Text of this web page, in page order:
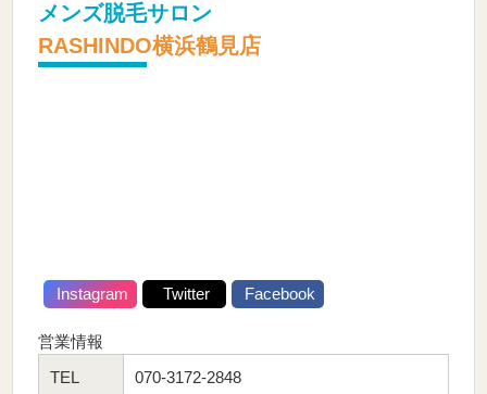
メンズ脱毛サロン
RASHINDO横浜鶴見店
Instagram Twitter Facebook
営業情報
TEL
070-3172-2848